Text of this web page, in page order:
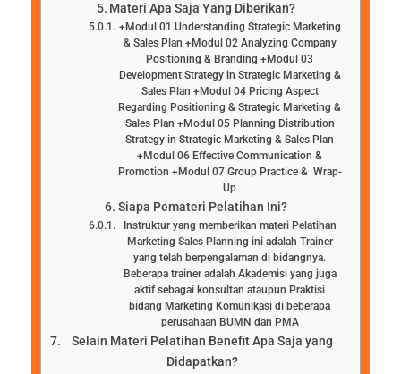
Materi Apa Saja Yang Diberikan?
+Modul 01 Understanding Strategic Marketing
& Sales Plan +Modul 02 Analyzing Company
Positioning & Branding +Modul 03
Development Strategy in Strategic Marketing &
Sales Plan +Modul 04 Pricing Aspect
Regarding Positioning & Strategic Marketing &
Sales Plan +Modul 05 Planning Distribution
Strategy in Strategic Marketing & Sales Plan
+Modul 06 Effective Communication &
Promotion +Modul 07 Group Practice & Wrap-
Up
Siapa Pemateri Pelatihan Ini?
Instruktur yang memberikan materi Pelatihan
Marketing Sales Planning ini adalah Trainer
yang telah berpengalaman di bidangnya.
Beberapa trainer adalah Akademisi yang juga
aktif sebagai konsultan ataupun Praktisi
bidang Marketing Komunikasi di beberapa
perusahaan BUMN dan PMA
Selain Materi Pelatihan Benefit Apa Saja yang
Didapatkan?